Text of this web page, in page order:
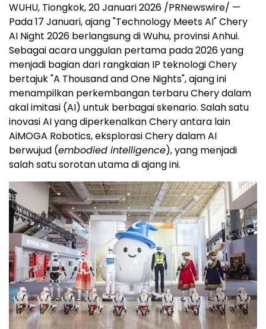
WUHU, Tiongkok, 20 Januari 2026 /PRNewswire/ —
Pada 17 Januari, ajang "Technology Meets AI" Chery
AI Night 2026 berlangsung di Wuhu, provinsi Anhui.
Sebagai acara unggulan pertama pada 2026 yang
menjadi bagian dari rangkaian IP teknologi Chery
bertajuk "A Thousand and One Nights", ajang ini
menampilkan perkembangan terbaru Chery dalam
akal imitasi (AI) untuk berbagai skenario. Salah satu
inovasi AI yang diperkenalkan Chery antara lain
AiMOGA Robotics, eksplorasi Chery dalam AI
berwujud (embodied intelligence), yang menjadi
salah satu sorotan utama di ajang ini.